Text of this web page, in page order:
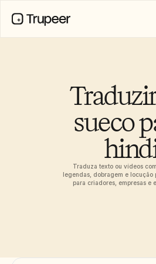
sueco
Traduza texto ou vídeos
legendas, dobragem e locução
para criadores, empresas e
Base de Conhecimento